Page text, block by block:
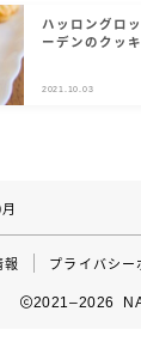
ハッロングロ
ーデンのクッ
2021.10.03
報 プライバシー
2021–2026